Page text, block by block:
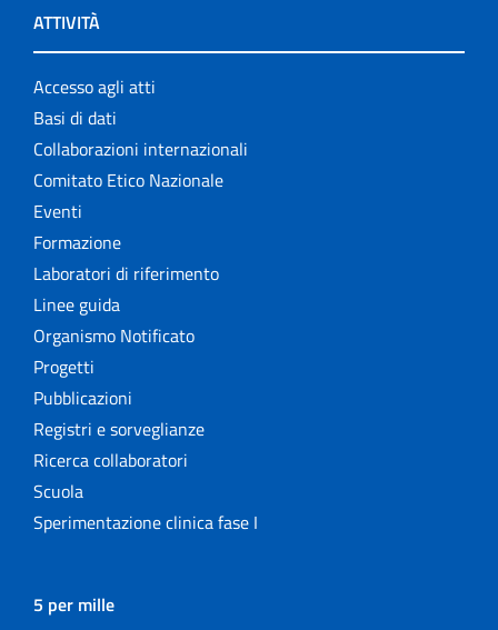
ATTIVITÀ
Accesso agli atti
Basi di dati
Collaborazioni internazionali
Comitato Etico Nazionale
Eventi
Formazione
Laboratori di riferimento
Linee guida
Organismo Notificato
Progetti
Pubblicazioni
Registri e sorveglianze
Ricerca collaboratori
Scuola
Sperimentazione clinica fase I
5 per mille